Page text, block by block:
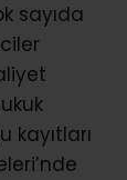
sayıda
kayıtları